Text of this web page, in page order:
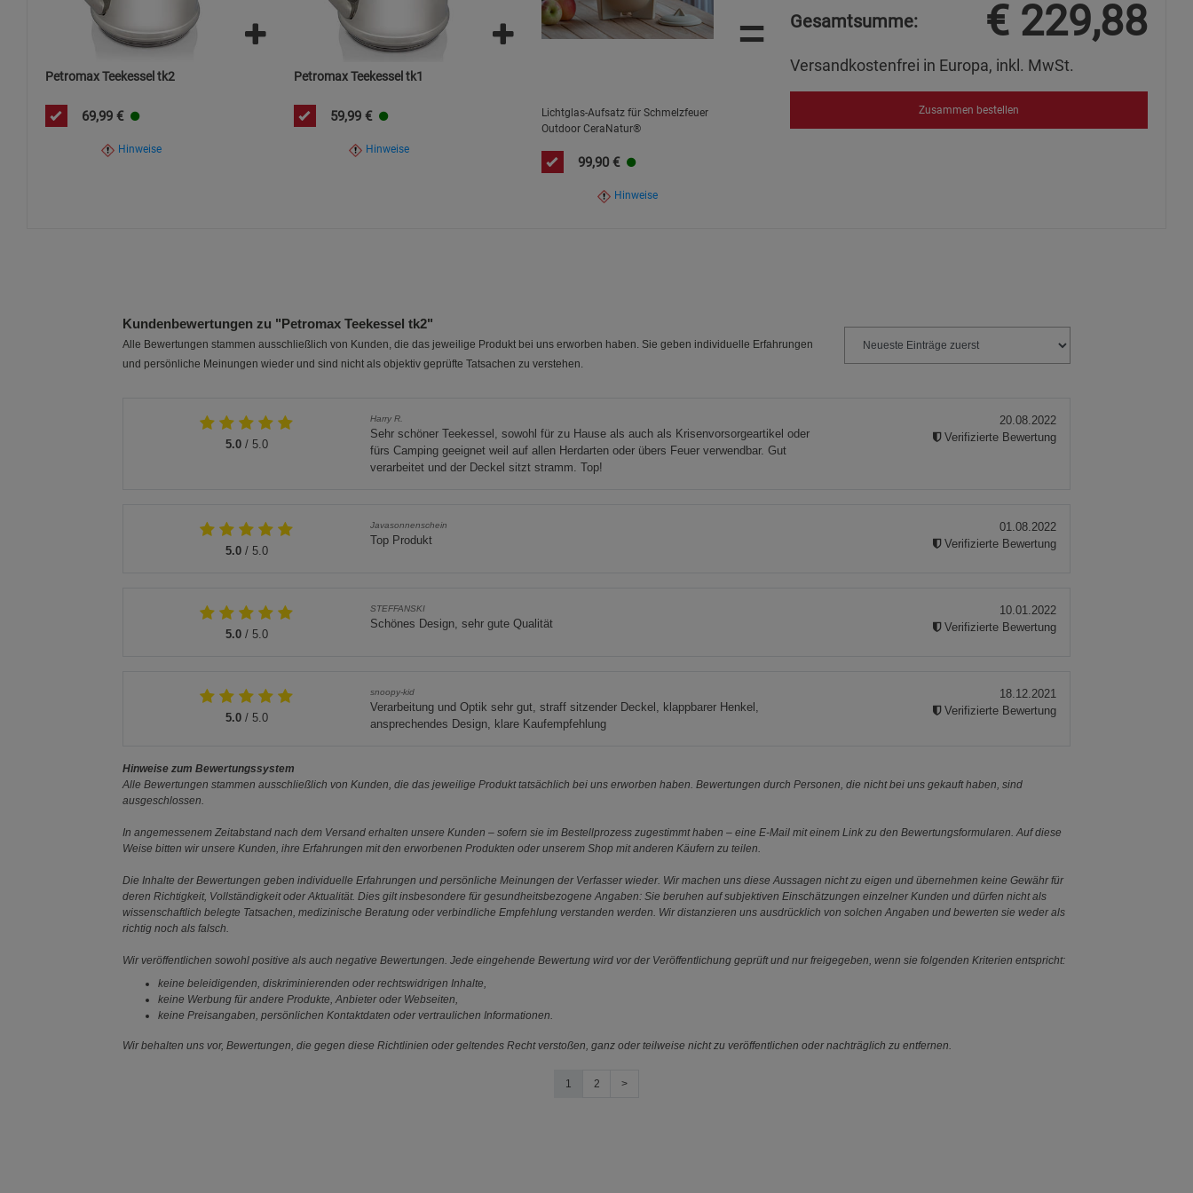
Petromax Teekessel tk2
69,99 €
Hinweise
Petromax Teekessel tk1
59,99 €
Hinweise
Lichtglas-Aufsatz für Schmelzfeuer
Outdoor CeraNatur®
99,90 €
Hinweise
= Gesamtsumme: € 229,88
Versandkostenfrei in Europa, inkl. MwSt.
Zusammen bestellen
Kundenbewertungen zu "Petromax Teekessel tk2"
Alle Bewertungen stammen ausschließlich von Kunden, die das jeweilige Produkt bei uns erworben haben. Sie geben individuelle Erfahrungen
und persönliche Meinungen wieder und sind nicht als objektiv geprüfte Tatsachen zu verstehen.
5.0/ 5.0
Harry R.
Sehr schöner Teekessel, sowohl für zu Hause als auch als Krisenvorsorgeartikel oder
fürs Camping geeignet weil auf allen Herdarten oder übers Feuer verwendbar. Gut
verarbeitet und der Deckel sitzt stramm. Top!
20.08.2022
Verifizierte Bewertung
5.0/ 5.0
Javasonnenschein
Top Produkt
01.08.2022
Verifizierte Bewertung
5.0/ 5.0
STEFFANSKI
Schönes Design, sehr gute Qualität
10.01.2022
Verifizierte Bewertung
5.0/ 5.0
snoopy-kid
Verarbeitung und Optik sehr gut, straff sitzender Deckel, klappbarer Henkel,
ansprechendes Design, klare Kaufempfehlung
18.12.2021
Verifizierte Bewertung
Hinweise zum Bewertungssystem
Alle Bewertungen stammen ausschließlich von Kunden, die das jeweilige Produkt tatsächlich bei uns erworben haben. Bewertungen durch Personen, die nicht bei uns gekauft haben, sind
ausgeschlossen.
In angemessenem Zeitabstand nach dem Versand erhalten unsere Kunden – sofern sie im Bestellprozess zugestimmt haben – eine E-Mail mit einem Link zu den Bewertungsformularen. Auf diese
Weise bitten wir unsere Kunden, ihre Erfahrungen mit den erworbenen Produkten oder unserem Shop mit anderen Käufern zu teilen.
Die Inhalte der Bewertungen geben individuelle Erfahrungen und persönliche Meinungen der Verfasser wieder. Wir machen uns diese Aussagen nicht zu eigen und übernehmen keine Gewähr für
deren Richtigkeit, Vollständigkeit oder Aktualität. Dies gilt insbesondere für gesundheitsbezogene Angaben: Sie beruhen auf subjektiven Einschätzungen einzelner Kunden und dürfen nicht als
wissenschaftlich belegte Tatsachen, medizinische Beratung oder verbindliche Empfehlung verstanden werden. Wir distanzieren uns ausdrücklich von solchen Angaben und bewerten sie weder als
richtig noch als falsch.
Wir veröffentlichen sowohl positive als auch negative Bewertungen. Jede eingehende Bewertung wird vor der Veröffentlichung geprüft und nur freigegeben, wenn sie folgenden Kriterien entspricht:
keine beleidigenden, diskriminierenden oder rechtswidrigen Inhalte,
keine Werbung für andere Produkte, Anbieter oder Webseiten,
keine Preisangaben, persönlichen Kontaktdaten oder vertraulichen Informationen.
Wir behalten uns vor, Bewertungen, die gegen diese Richtlinien oder geltendes Recht verstoßen, ganz oder teilweise nicht zu veröffentlichen oder nachträglich zu entfernen.
1 2 >
Statistik Cookies (2) Statistik Cookies
Beschreibung Statistik Cookies
Marketing Cookies (3) Marketing Cookies
Beschreibung Marketing Cookies